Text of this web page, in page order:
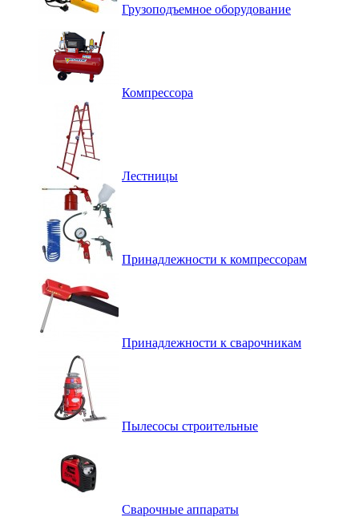
Грузоподъемное оборудование
Компрессора
Лестницы
Принадлежности к компрессорам
Принадлежности к сварочникам
Пылесосы строительные
Сварочные аппараты